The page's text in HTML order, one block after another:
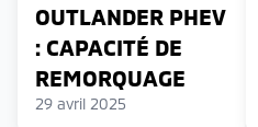
OUTLANDER PHEV
: CAPACITÉ DE
REMORQUAGE
29 avril 2025